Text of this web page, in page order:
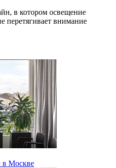
в котором освещение
перетягивает внимание
в Москве